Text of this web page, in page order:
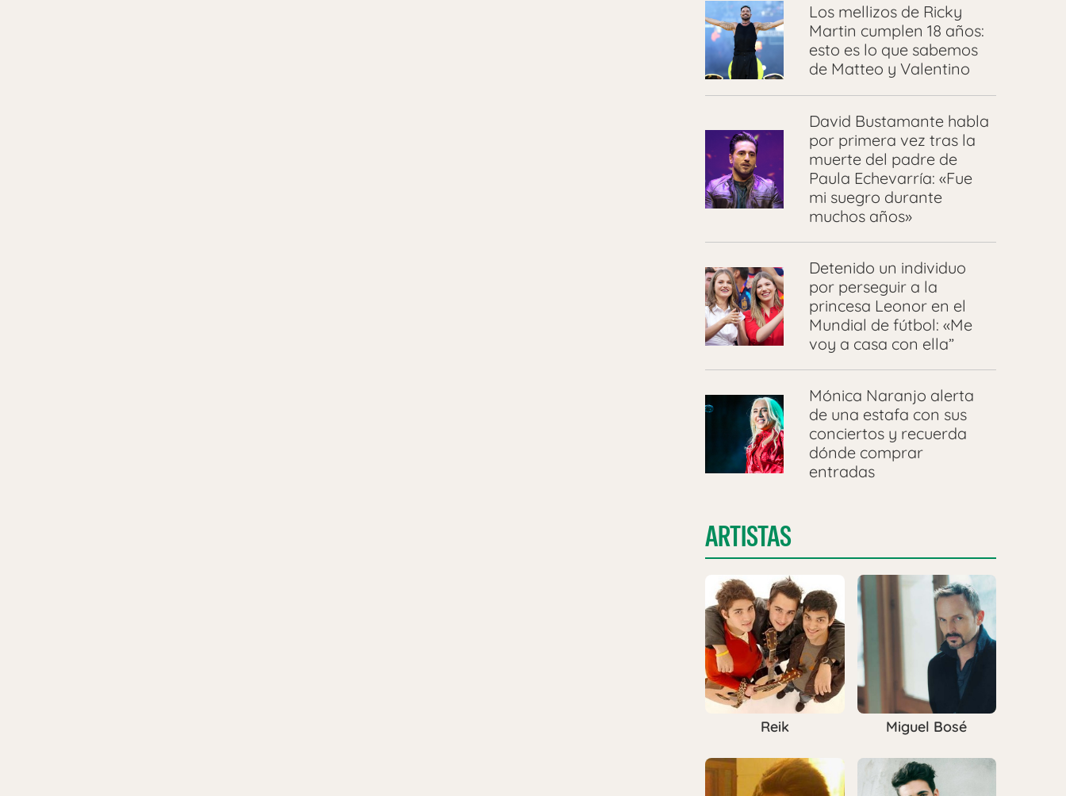
Los mellizos de Ricky
Martin cumplen 18 años:
esto es lo que sabemos
de Matteo y Valentino
David Bustamante habla
por primera vez tras la
muerte del padre de
Paula Echevarría: «Fue
mi suegro durante
muchos años»
Detenido un individuo
por perseguir a la
princesa Leonor en el
Mundial de fútbol: «Me
voy a casa con ella”
Mónica Naranjo alerta
de una estafa con sus
conciertos y recuerda
dónde comprar
entradas
ARTISTAS
Reik Miguel Bosé